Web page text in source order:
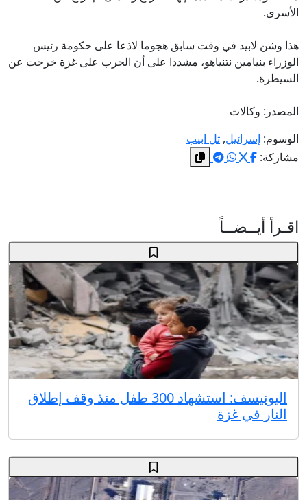
الأسرى.
هذا وشن لابيد في وقت سابق هجوما لاذعا على حكومة رئيس
الوزراء بنيامين نتنياهو، مشددا على أن الحرب على غزة خرجت عن
السيطرة.
المصدر: وكالات
الوسوم: إسرائيل, تل ابيب
مشاركة:
اقـرأ أيــضــاً
اليونيسف: استشهاد 300 طفل منذ وقف إطلاق
النار في غزة